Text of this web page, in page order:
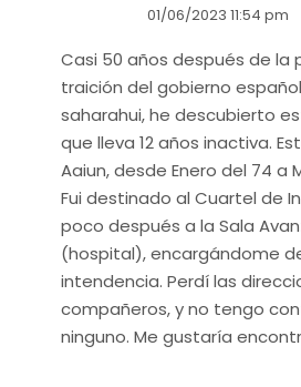
01/06/2023 11:54 pm
Casi 50 años después de la
traición del gobierno
saharahui, he descubierto
que lleva 12 años inactiva.
Aaiun, desde Enero del 74 a
Fui destinado al Cuartel de
poco después a la Sala
(hospital), encargándome
intendencia. Perdí las
compañeros, y no tengo
ninguno. Me gustaría